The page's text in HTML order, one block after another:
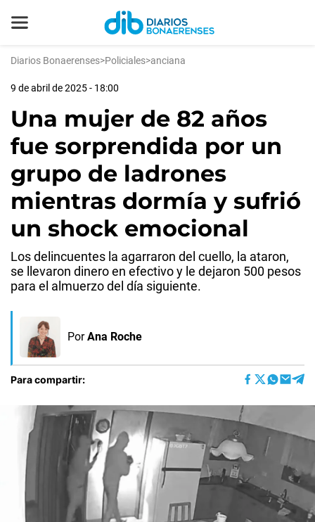
Diarios Bonaerenses>Policiales>anciana
9 de abril de 2025 - 18:00
Una mujer de 82 años
fue sorprendida por un
grupo de ladrones
mientras dormía y sufrió
un shock emocional
Los delincuentes la agarraron del cuello, la ataron,
se llevaron dinero en efectivo y le dejaron 500 pesos
para el almuerzo del día siguiente.
Por Ana Roche
Para compartir: